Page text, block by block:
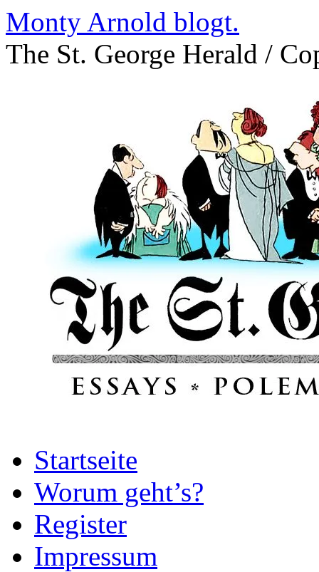
Zum
Inhalt
springen
Monty Arnold blogt.
The St. George Herald /
Startseite
Worum geht’s?
Register
Impressum